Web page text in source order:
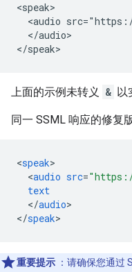
<speak>
<audio
  </audio>
上面的示例未转义 & 以
同一 SSML 响应的修复
<speak
<audio src="https://
text
</audio>
</speak
重要提示 ：请确保您通过